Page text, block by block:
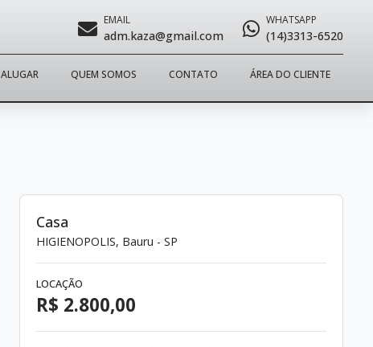
EMAIL
adm.kaza@gmail.com
WHATSAPP
(14)3313-6520
ALUGAR QUEM SOMOS CONTATO ÁREA DO CLIENTE
Casa
HIGIENOPOLIS, Bauru - SP
LOCAÇÃO
R$ 2.800,00